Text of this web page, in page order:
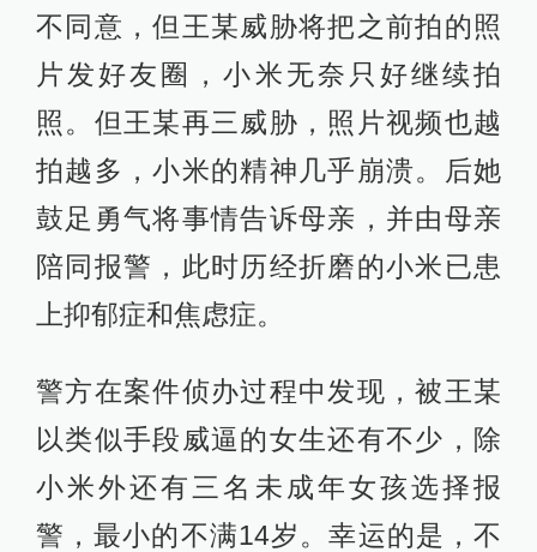
不同意，但王某威胁将把之前拍的照
片发好友圈，小米无奈只好继续拍
照。但王某再三威胁，照片视频也越
拍越多，小米的精神几乎崩溃。后她
鼓足勇气将事情告诉母亲，并由母亲
陪同报警，此时历经折磨的小米已患
上抑郁症和焦虑症。
警方在案件侦办过程中发现，被王某
以类似手段威逼的女生还有不少，除
小米外还有三名未成年女孩选择报
警，最小的不满14岁。幸运的是，不